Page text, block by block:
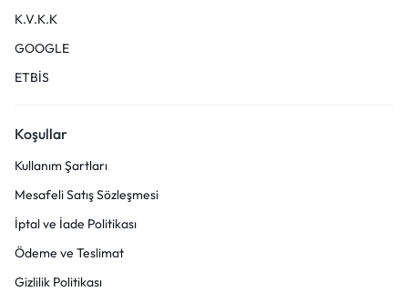
K.V.K.K
GOOGLE
ETBİS
Koşullar
Kullanım Şartları
Mesafeli Satış Sözleşmesi
İptal ve İade Politikası
Ödeme ve Teslimat
Gizlilik Politikası